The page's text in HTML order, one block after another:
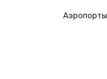
Аэропорты